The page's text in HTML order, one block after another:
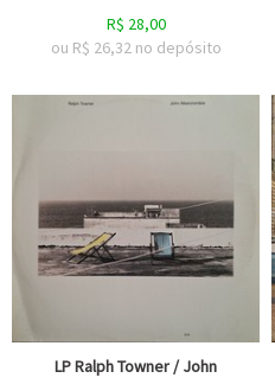
R$ 28,00
ou R$ 26,32 no depósito
LP Ralph Towner / John